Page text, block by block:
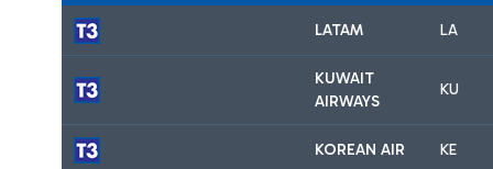
LATAM LA
KUWAIT
AIRWAYS
KU
KOREAN AIR KE